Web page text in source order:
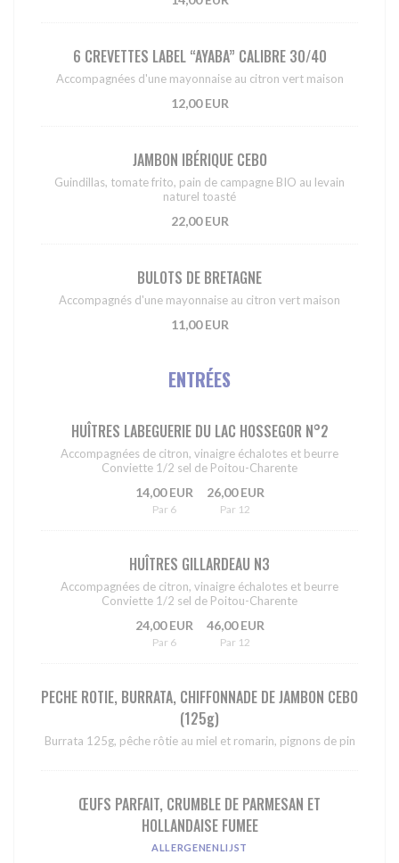
6 CREVETTES LABEL “AYABA” CALIBRE 30/40
Accompagnées d'une mayonnaise au citron vert maison
12,00 EUR
JAMBON IBÉRIQUE CEBO
Guindillas, tomate frito, pain de campagne BIO au levain
naturel toasté
22,00 EUR
BULOTS DE BRETAGNE
Accompagnés d'une mayonnaise au citron vert maison
11,00 EUR
ENTRÉES
HUÎTRES LABEGUERIE DU LAC HOSSEGOR N°2
Accompagnées de citron, vinaigre échalotes et beurre
Conviette 1/2 sel de Poitou-Charente
14,00 EUR
Par 6
26,00 EUR
Par 12
HUÎTRES GILLARDEAU N3
Accompagnées de citron, vinaigre échalotes et beurre
Conviette 1/2 sel de Poitou-Charente
24,00 EUR
Par 6
46,00 EUR
Par 12
PECHE ROTIE, BURRATA, CHIFFONNADE DE JAMBON CEBO
(125g)
Burrata 125g, pêche rôtie au miel et romarin, pignons de pin
ŒUFS PARFAIT, CRUMBLE DE PARMESAN ET
HOLLANDAISE FUMEE
ALLERGENENLIJST